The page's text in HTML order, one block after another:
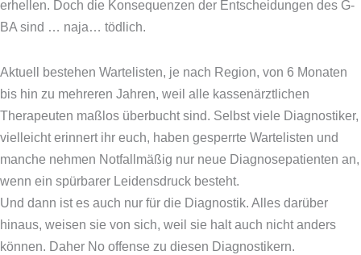
erhellen. Doch die Konsequenzen der Entscheidungen des G-
BA sind … naja… tödlich.
Aktuell bestehen Wartelisten, je nach Region, von 6 Monaten
bis hin zu mehreren Jahren, weil alle kassenärztlichen
Therapeuten maßlos überbucht sind. Selbst viele Diagnostiker,
vielleicht erinnert ihr euch, haben gesperrte Wartelisten und
manche nehmen Notfallmäßig nur neue Diagnosepatienten an,
wenn ein spürbarer Leidensdruck besteht.
Und dann ist es auch nur für die Diagnostik. Alles darüber
hinaus, weisen sie von sich, weil sie halt auch nicht anders
können. Daher No offense zu diesen Diagnostikern.